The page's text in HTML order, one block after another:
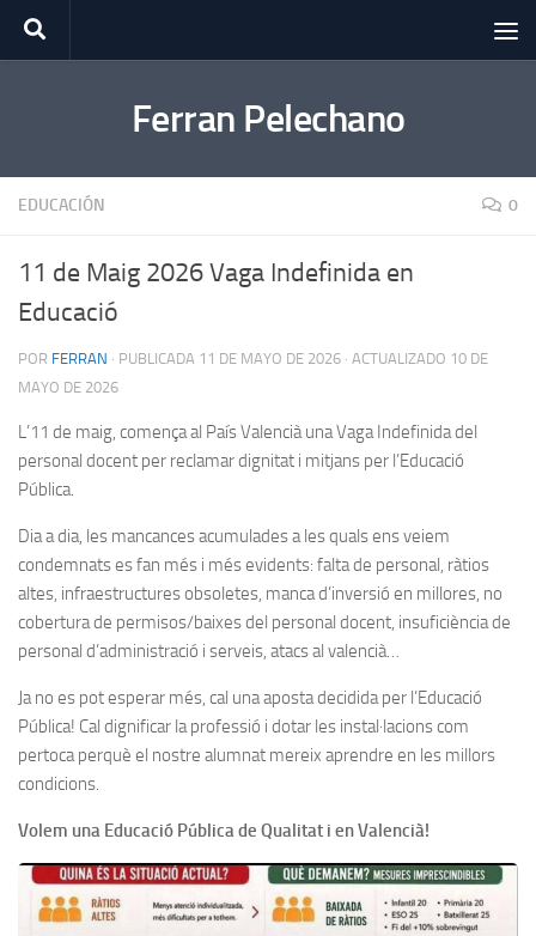
Saltar al contenido
Ferran Pelechano
EDUCACIÓN 0
11 de Maig 2026 Vaga Indefinida en
Educació
POR FERRAN · PUBLICADA 11 DE MAYO DE 2026 · ACTUALIZADO 10 DE
MAYO DE 2026
L’11 de maig, comença al País Valencià una Vaga Indefinida del
personal docent per reclamar dignitat i mitjans per l’Educació
Pública.
Dia a dia, les mancances acumulades a les quals ens veiem
condemnats es fan més i més evidents: falta de personal, ràtios
altes, infraestructures obsoletes, manca d’inversió en millores, no
cobertura de permisos/baixes del personal docent, insuficiència de
personal d’administració i serveis, atacs al valencià…
Ja no es pot esperar més, cal una aposta decidida per l’Educació
Pública! Cal dignificar la professió i dotar les instal·lacions com
pertoca perquè el nostre alumnat mereix aprendre en les millors
condicions.
Volem una Educació Pública de Qualitat i en Valencià!